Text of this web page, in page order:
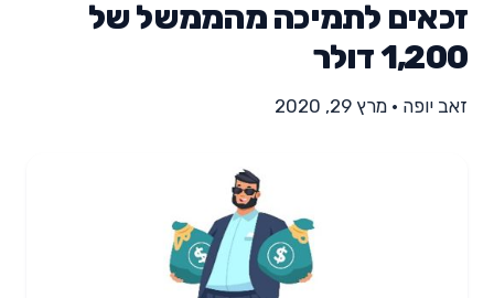
זכאים לתמיכה מהממשל של
1,200 דולר
זאב יופה • מרץ 29, 2020